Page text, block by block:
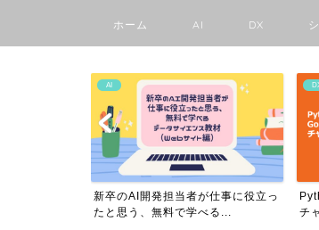
ホーム AI DX
AI
新卒のAI開発担当者が仕事に役立っ
たと思う、無料で学べる...
チ